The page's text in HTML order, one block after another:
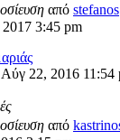
από stefanos
3:45 pm
22, 2016 11:54
από